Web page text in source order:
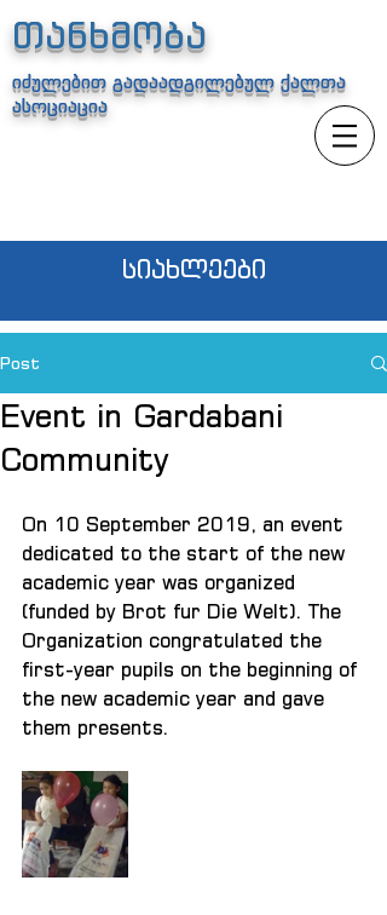
თანხმობა
იძულებით გადაადგილებულ ქალთა
ასოციაცია
სიახლეები
Post
Event in Gardabani
Community
On 10 September 2019, an event
dedicated to the start of the new
academic year was organized
(funded by Brot fur Die Welt). The
Organization congratulated the
first-year pupils on the beginning of
the new academic year and gave
them presents.